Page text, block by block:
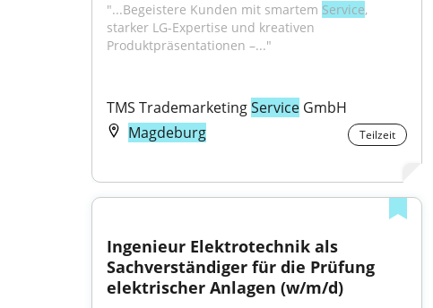
"...Begeistere Kunden mit smartem Service,
starker LG-Expertise und kreativen
Produktpräsentationen –..."
TMS Trademarketing Service GmbH
Magdeburg
Teilzeit
Ingenieur Elektrotechnik als
Sachverständiger für die Prüfung
elektrischer Anlagen (w/m/d)